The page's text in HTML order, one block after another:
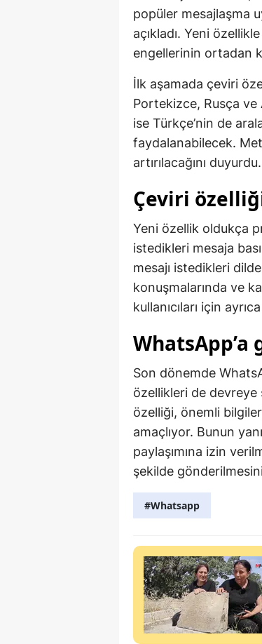
popüler mesajlaşma
açıkladı. Yeni
engellerinin ortadan
İlk aşamada çeviri
Portekizce, Rusça ve
ise Türkçe’nin de
faydalanabilecek.
artırılacağını duyurdu.
Çeviri
Yeni özellik oldukça
istedikleri mesaja
mesajı istedikleri
konuşmalarında ve
kullanıcıları için
Son dönemde
özellikleri de devreye
özelliği, önemli
amaçlıyor. Bunun
paylaşımına izin
şekilde
#Whatsapp